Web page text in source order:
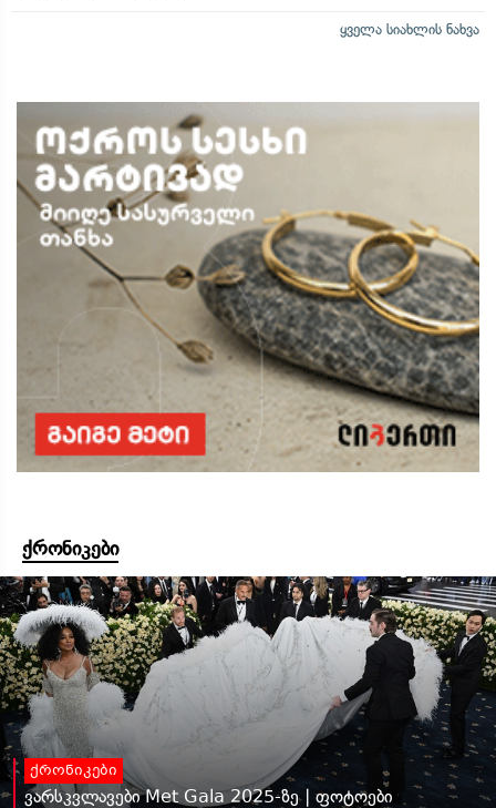
ყველა სიახლის ნახვა
ქრონიკები
ქრონიკები
ვარსკვლავები Met Gala 2025-ზე | ფოტოები